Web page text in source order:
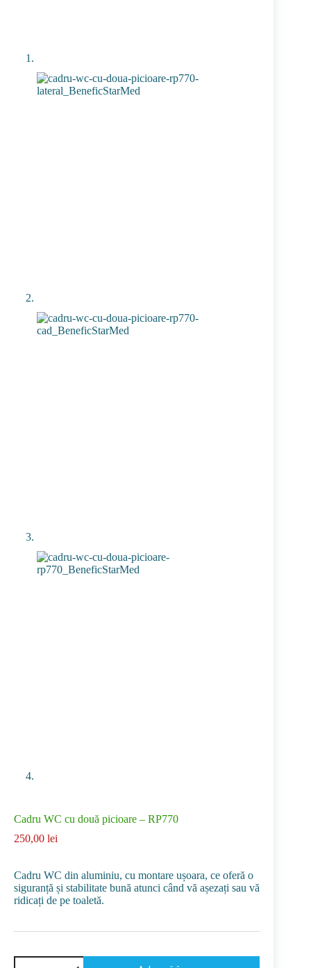
Cadru WC cu două picioare – RP770
250,00 lei
Cadru WC din aluminiu, cu montare ușoara, ce oferă o
siguranță și stabilitate bună atunci când vă așezați sau vă
ridicați de pe toaletă.
Cantitate